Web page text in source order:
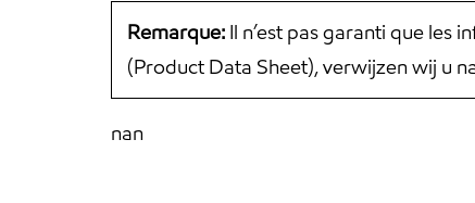
Remarque: Il n’est pas garanti que les
(Product Data Sheet), verwijzen wij u
nan